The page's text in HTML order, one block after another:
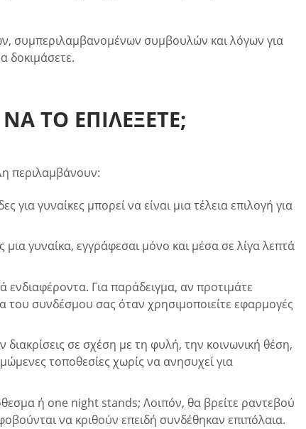
συμπεριλαμβανομένων συμβουλών και λόγων για
δοκιμάσετε.
ΤΟ ΕΠΙΛΈΞΕΤΕ;
περιλαμβάνουν:
για γυναίκες μπορεί να είναι μια τέλεια επιλογή για
γυναίκα, εγγράφεσαι μόνο και μέσα σε λίγα λεπτά
ενδιαφέροντα. Για παράδειγμα, αν προτιμάτε
του συνδέσμου σας όταν χρησιμοποιείτε εφαρμογές
σε σχέση με τη φυλή, την κοινωνική θέση,
τοποθεσίες χωρίς να ανησυχεί για
ή one night stands; Λοιπόν, θα βρείτε ραντεβού
να κριθούν επειδή συνδέθηκαν επιπόλαια.